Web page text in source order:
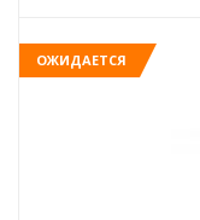
ОЖИДАЕТСЯ